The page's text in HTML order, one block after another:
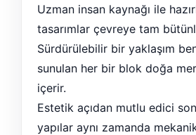
Uzman insan kaynağı ile
tasarımlar çevreye tam
Sürdürülebilir bir yaklaşım
sunulan her bir blok doğa
içerir.
Estetik açıdan mutlu edici
yapılar aynı zamanda